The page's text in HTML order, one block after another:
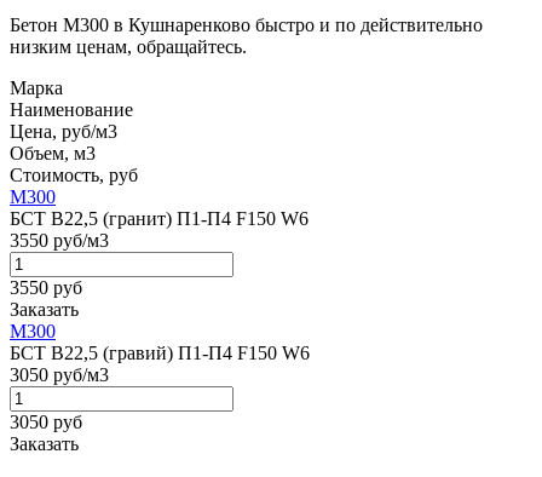
Бетон М300 в Кушнаренково быстро и по действительно
низким ценам, обращайтесь.
Марка
Наименование
Цена, руб/м3
Объем, м3
Стоимость, руб
М300
БСТ В22,5 (гранит) П1-П4 F150 W6
3550 руб/м3
3550 руб
Заказать
М300
БСТ В22,5 (гравий) П1-П4 F150 W6
3050 руб/м3
3050 руб
Заказать